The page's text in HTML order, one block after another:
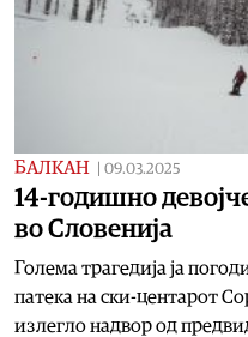
БАЛКАН 09.03.2025
14-годишно
во Словенија
Голема трагедија ја
патека на ски-центарот
излегло надвор од